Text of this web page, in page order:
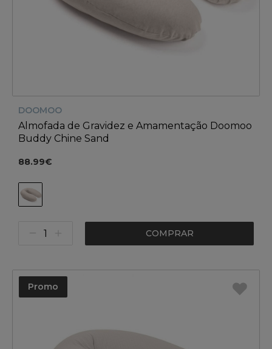
DOOMOO
Almofada de Gravidez e Amamentação Doomoo
Buddy Chine Sand
88.99€
COMPRAR
Promo